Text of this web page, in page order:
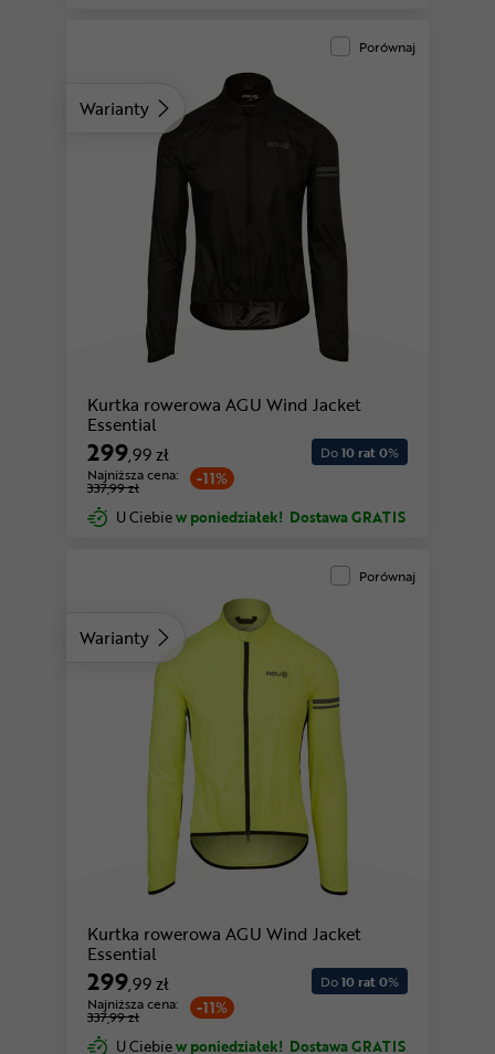
Warianty
Porównaj
Kurtka rowerowa AGU Wind Jacket
Essential
299,99 zł
-11%
Najniższa cena:
337,99 zł
Do10 rat 0%
U Ciebiew poniedziałek! Dostawa GRATIS
Warianty
Porównaj
Kurtka rowerowa AGU Wind Jacket
Essential
299,99 zł
-11%
Najniższa cena:
337,99 zł
Do10 rat 0%
U Ciebiew poniedziałek! Dostawa GRATIS